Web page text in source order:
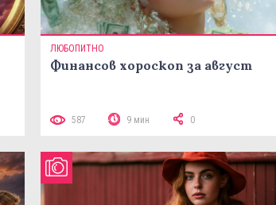
ЛЮБОПИТНО
Финансов хороскоп за август
587 9 мин 0